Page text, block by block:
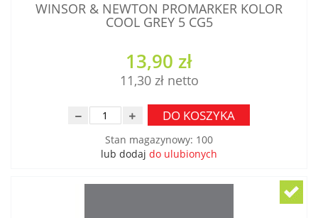
WINSOR & NEWTON PROMARKER KOLOR
COOL GREY 5 CG5
13,90 zł
11,30 zł
DO KOSZYKA
Stan magazynowy: 100
lub dodaj do ulubionych